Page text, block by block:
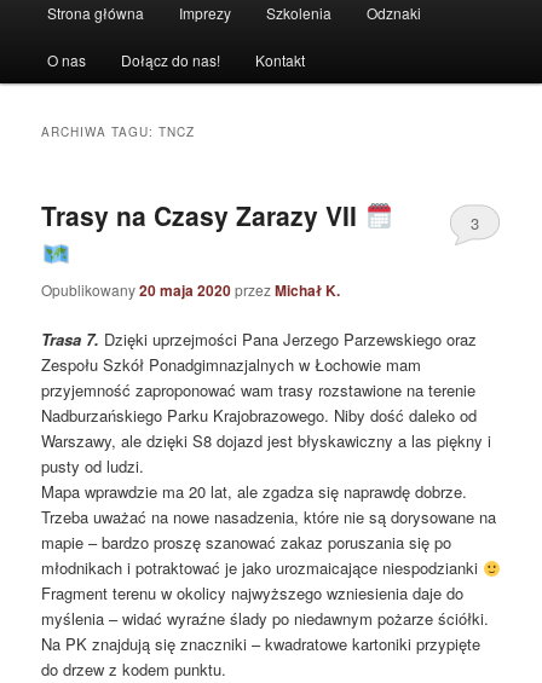
Strona główna Imprezy Szkolenia Odznaki
O nas Dołącz do nas! Kontakt
ARCHIWA TAGU:TNCZ
Trasy na Czasy Zarazy VII
Opublikowany20 maja 2020przezMichał K.
3
Trasa 7. Dzięki uprzejmości Pana Jerzego Parzewskiego oraz
Zespołu Szkół Ponadgimnazjalnych w Łochowie mam
przyjemność zaproponować wam trasy rozstawione na terenie
Nadburzańskiego Parku Krajobrazowego. Niby dość daleko od
Warszawy, ale dzięki S8 dojazd jest błyskawiczny a las piękny i
pusty od ludzi.
Mapa wprawdzie ma 20 lat, ale zgadza się naprawdę dobrze.
Trzeba uważać na nowe nasadzenia, które nie są dorysowane na
mapie – bardzo proszę szanować zakaz poruszania się po
młodnikach i potraktować je jako urozmaicające niespodzianki
Fragment terenu w okolicy najwyższego wzniesienia daje do
myślenia – widać wyraźne ślady po niedawnym pożarze ściółki.
Na PK znajdują się znaczniki – kwadratowe kartoniki przypięte
do drzew z kodem punktu.